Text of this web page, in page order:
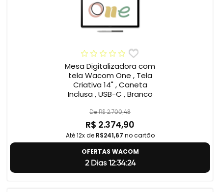
Mesa Digitalizadora com
tela Wacom One , Tela
Criativa 14" , Caneta
Inclusa , USB-C , Branco
De R$ 2.700,48
R$ 2.374,90
Até 12x de R$241,67 no cartão
OFERTAS WACOM
2 Dias 12:34:23